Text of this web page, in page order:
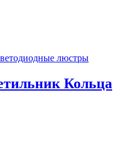
люстры
Кольца